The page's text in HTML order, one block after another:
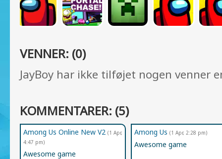
VENNER: (0)
JayBoy har ikke tilføjet nogen venner
KOMMENTARER: (5)
Among Us Online New V2 (1 Apr,
4:47 pm)
Awesome game
Among Us (1 Apr, 2:28 pm)
Awesome game